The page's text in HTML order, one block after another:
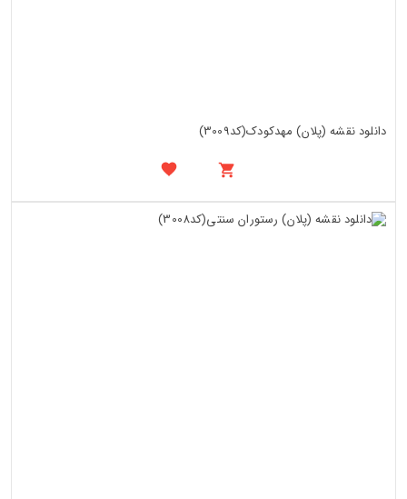
دانلود نقشه (پلان) مهدکودک(کد3009)